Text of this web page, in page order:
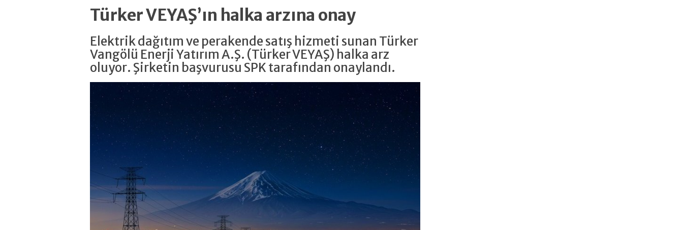
Türker VEYAŞ’ın halka arzına onay
Elektrik dağıtım ve perakende satış hizmeti sunan Türker
Vangölü Enerji Yatırım A.Ş. (Türker VEYAŞ) halka arz
oluyor. Şirketin başvurusu SPK tarafından onaylandı.